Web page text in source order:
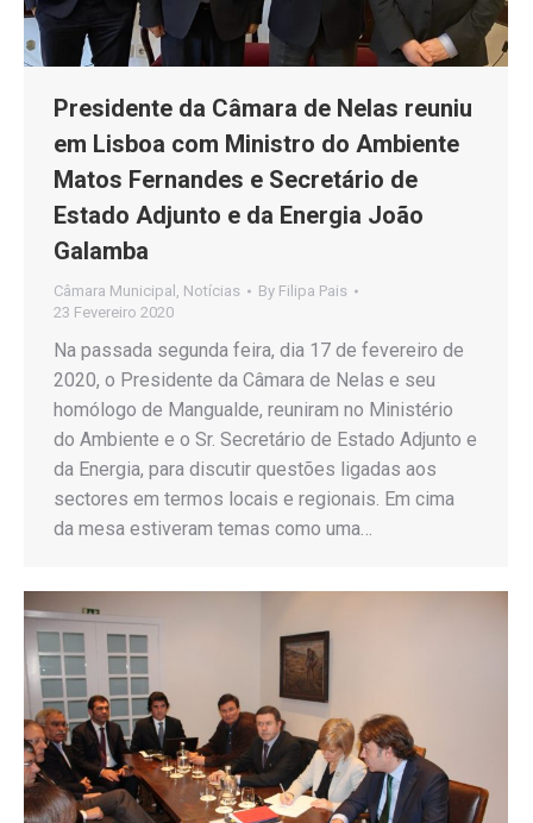
Presidente da Câmara de Nelas reuniu
em Lisboa com Ministro do Ambiente
Matos Fernandes e Secretário de
Estado Adjunto e da Energia João
Galamba
Câmara Municipal Notícias By Filipa Pais
23 Fevereiro 2020
Na passada segunda feira, dia 17 de fevereiro de
2020, o Presidente da Câmara de Nelas e seu
homólogo de Mangualde, reuniram no Ministério
do Ambiente e o Sr. Secretário de Estado Adjunto e
da Energia, para discutir questões ligadas aos
sectores em termos locais e regionais. Em cima
da mesa estiveram temas como uma…